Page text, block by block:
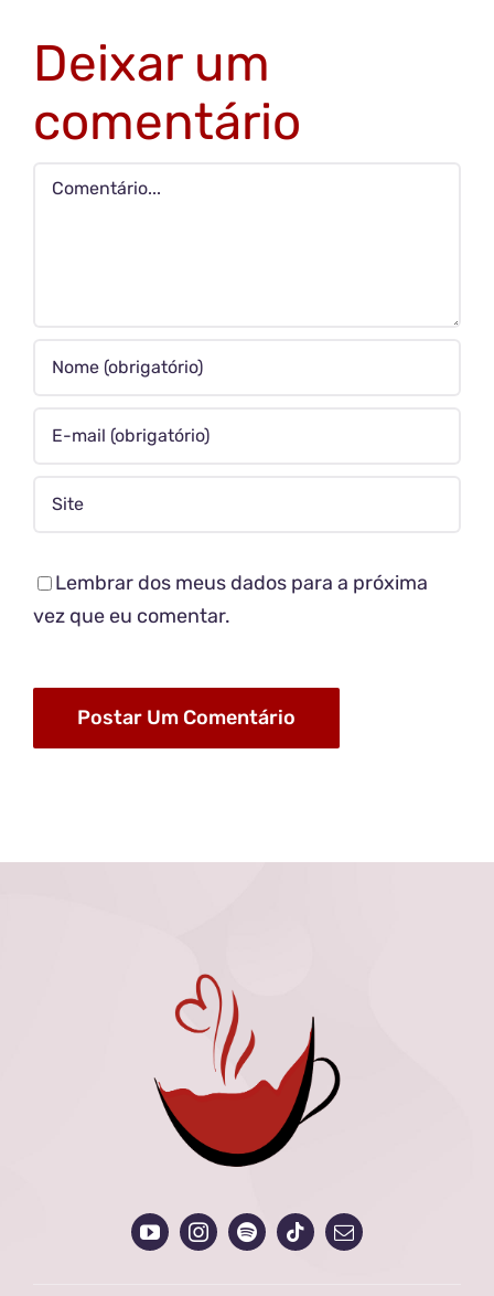
Deixar um
comentário
Comentário
Lembrar dos meus dados para a próxima
vez que eu comentar.